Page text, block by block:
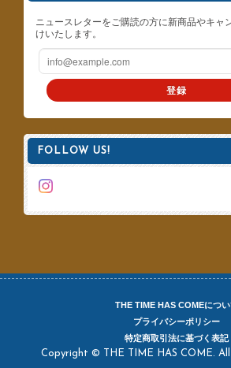
ニュースレターをご購読の方に新商品やキャ
けいたします。
登録
FOLLOW US!
THE TIME HAS COMEについ
プライバシーポリシー
特定商取引法に基づく表記
Copyright © THE TIME HAS COME. All